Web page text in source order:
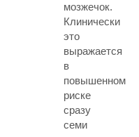
мозжечок.
Клинически
это
выражается
в
повышенном
риске
сразу
семи